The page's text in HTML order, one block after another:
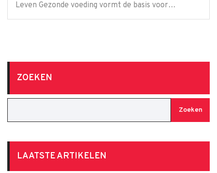
Leven Gezonde voeding vormt de basis voor…
ZOEKEN
Zoeken
LAATSTE ARTIKELEN